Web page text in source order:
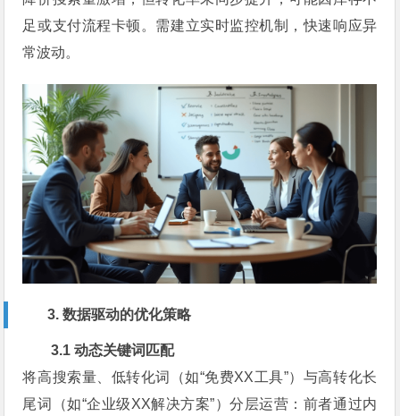
足或支付流程卡顿。需建立实时监控机制，快速响应异
常波动。
3. 数据驱动的优化策略
3.1 动态关键词匹配
将高搜索量、低转化词（如“免费XX工具”）与高转化长
尾词（如“企业级XX解决方案”）分层运营：前者通过内